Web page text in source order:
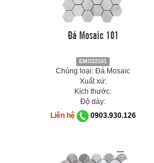
Đá Mosaic 101
EMO22101
Chủng loại: Đá Mosaic
Xuất xứ:
Kích thước:
Độ dày:
Liên hệ
0903.930.126